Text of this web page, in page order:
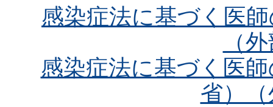
感染症法に基づく医
（
感染症法に基づく医
省）